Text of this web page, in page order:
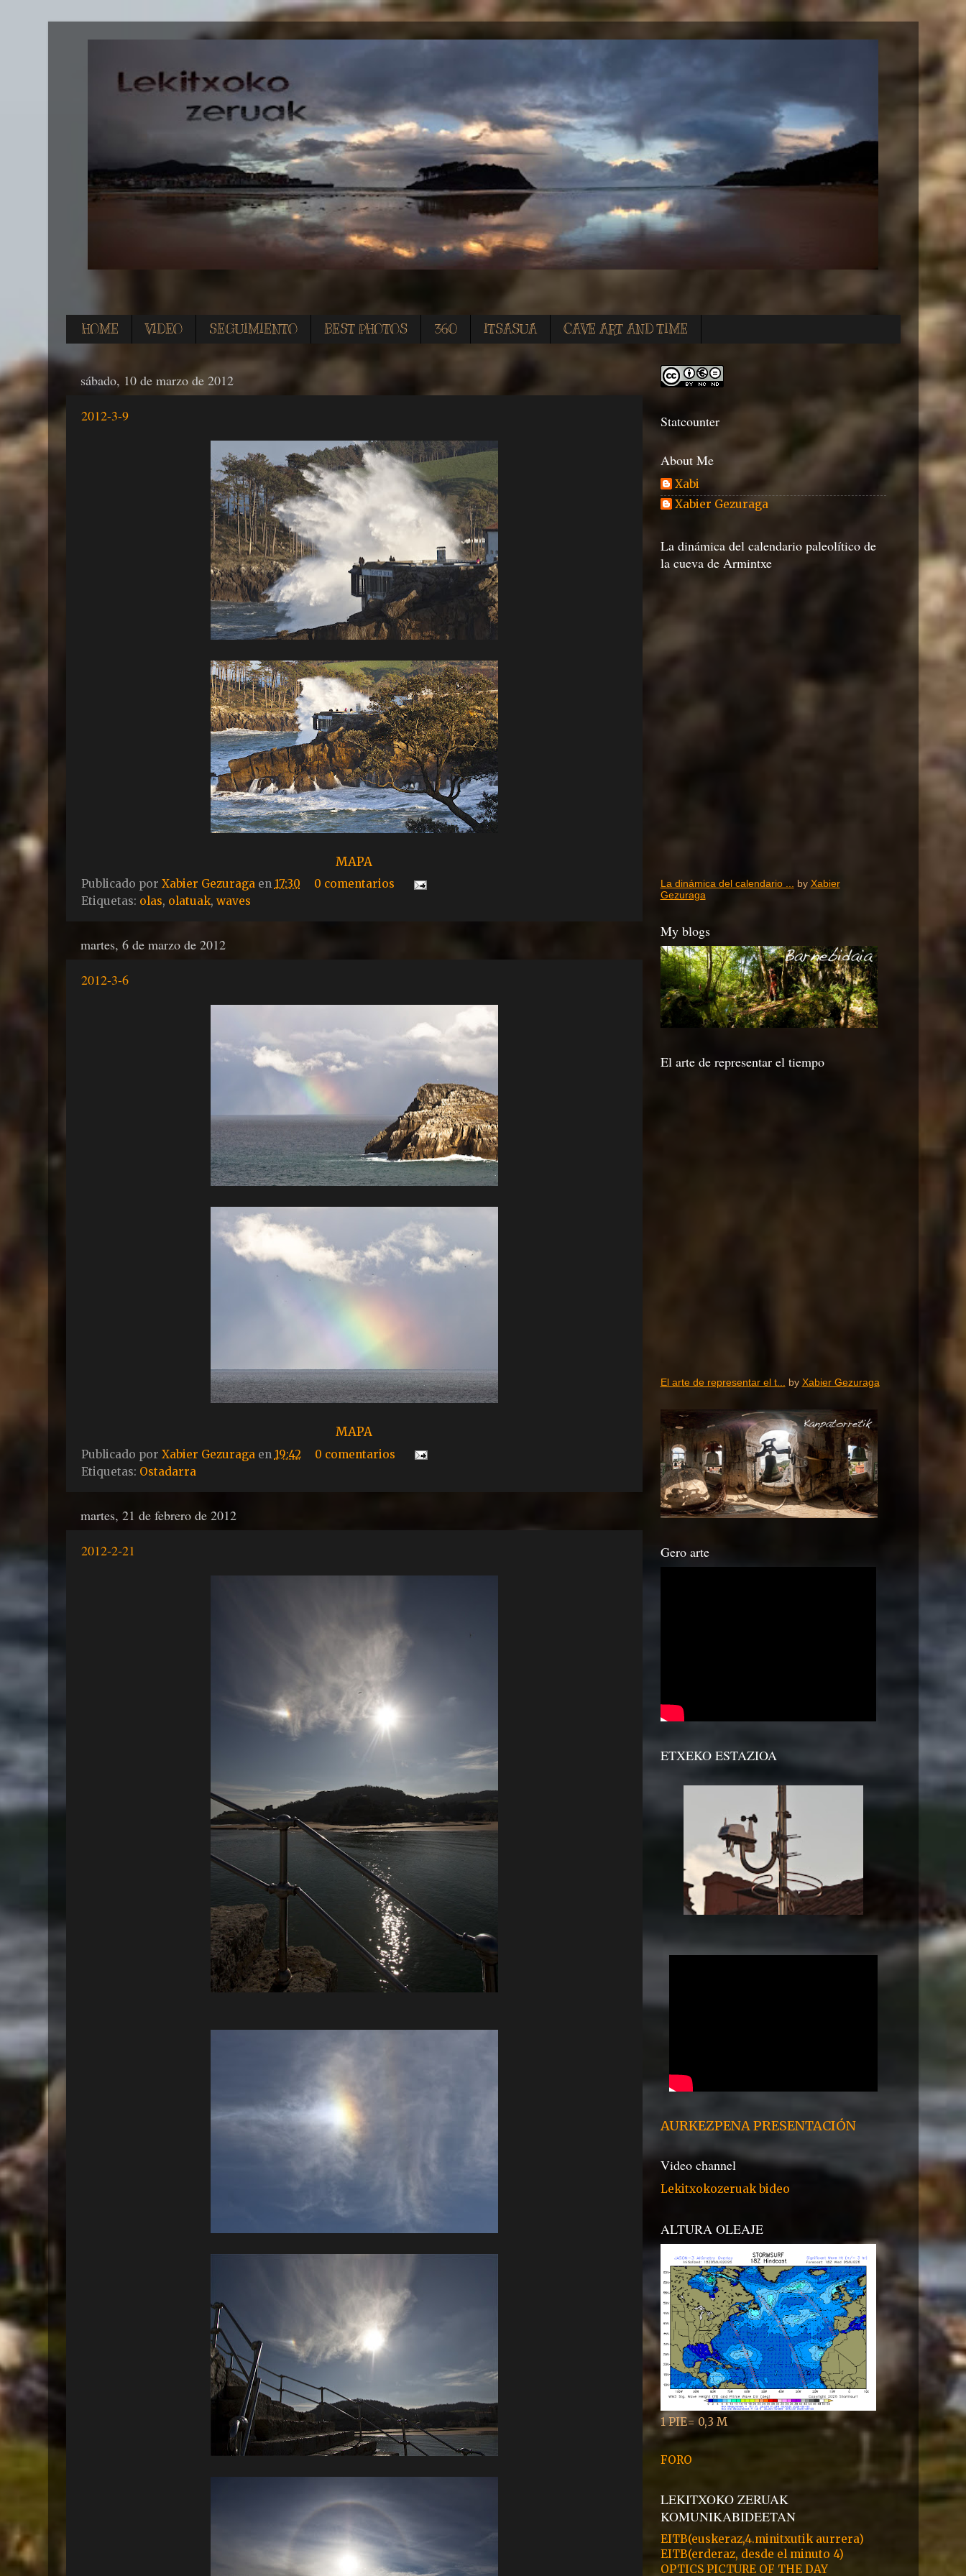
HOME VIDEO SEGUIMIENTO BEST PHOTOS 360 ITSASUA CAVE ART AND TIME
sábado, 10 de marzo de 2012
2012-3-9
MAPA
Publicado por Xabier Gezuraga en 17:30
0 comentarios
Etiquetas: olas, olatuak, waves
martes, 6 de marzo de 2012
2012-3-6
MAPA
Publicado por Xabier Gezuraga en 19:42
0 comentarios
Etiquetas: Ostadarra
martes, 21 de febrero de 2012
2012-2-21
Statcounter
About Me
Xabi
Xabier Gezuraga
La dinámica del calendario paleolítico de
la cueva de Armintxe
La dinámica del calendario ... by Xabier
Gezuraga
My blogs
El arte de representar el tiempo
El arte de representar el t... by Xabier Gezuraga
Gero arte
ETXEKO ESTAZIOA
AURKEZPENA PRESENTACIÓN
Video channel
Lekitxokozeruak bideo
ALTURA OLEAJE
1 PIE= 0,3 M
FORO
LEKITXOKO ZERUAK
KOMUNIKABIDEETAN
EITB(euskeraz,4.minitxutik aurrera)
EITB(erderaz, desde el minuto 4)
OPTICS PICTURE OF THE DAY